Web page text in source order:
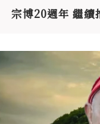
宗博20週年 繼續